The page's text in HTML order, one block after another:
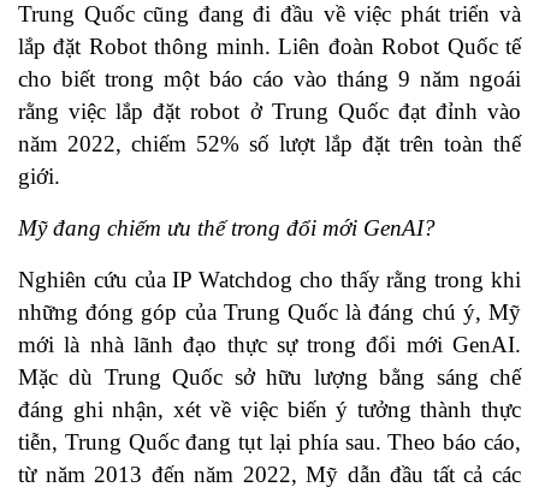
Trung Quốc cũng đang đi đầu về việc phát triển và
lắp đặt Robot thông minh. Liên đoàn Robot Quốc tế
cho biết trong một báo cáo vào tháng 9 năm ngoái
rằng việc lắp đặt robot ở Trung Quốc đạt đỉnh vào
năm 2022, chiếm 52% số lượt lắp đặt trên toàn thế
giới.
Mỹ đang chiếm ưu thế trong đổi mới GenAI?
Nghiên cứu của IP Watchdog cho thấy rằng trong khi
những đóng góp của Trung Quốc là đáng chú ý, Mỹ
mới là nhà lãnh đạo thực sự trong đổi mới GenAI.
Mặc dù Trung Quốc sở hữu lượng bằng sáng chế
đáng ghi nhận, xét về việc biến ý tưởng thành thực
tiễn, Trung Quốc đang tụt lại phía sau. Theo báo cáo,
từ năm 2013 đến năm 2022, Mỹ dẫn đầu tất cả các